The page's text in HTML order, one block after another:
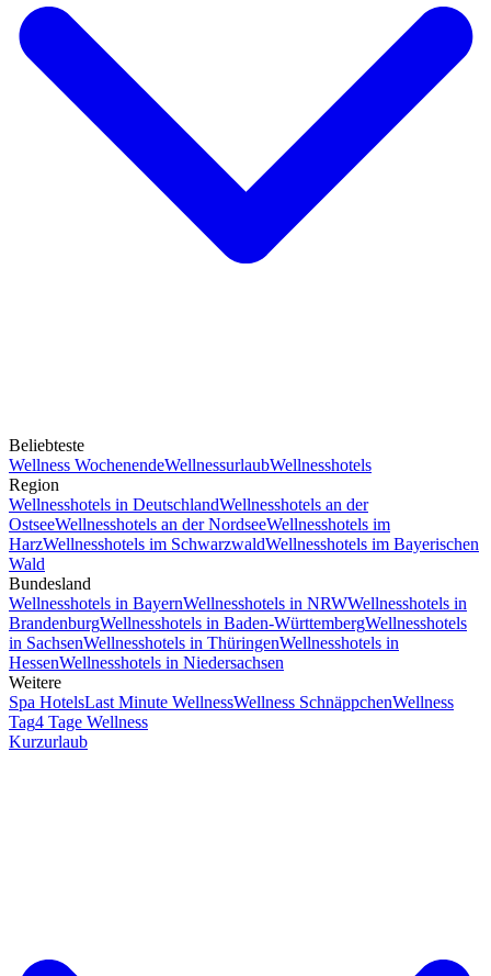
Beliebteste
Wellness WochenendeWellnessurlaubWellnesshotels
Region
Wellnesshotels in DeutschlandWellnesshotels an der
OstseeWellnesshotels an der NordseeWellnesshotels im
HarzWellnesshotels im SchwarzwaldWellnesshotels im Bayerischen
Wald
Bundesland
Wellnesshotels in BayernWellnesshotels in NRWWellnesshotels in
BrandenburgWellnesshotels in Baden-WürttembergWellnesshotels
in SachsenWellnesshotels in ThüringenWellnesshotels in
HessenWellnesshotels in Niedersachsen
Weitere
Spa HotelsLast Minute WellnessWellness SchnäppchenWellness
Tag4 Tage Wellness
Kurzurlaub